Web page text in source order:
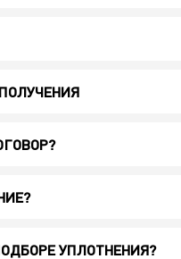
УПЛОТНЕНИЯ?